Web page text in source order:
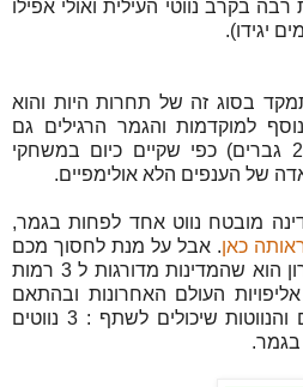
בקרב נווטי העילית ואולי אפילו
יגידו).
בסוג זה של תחרות היות והוא
למוקדמות והגמר הרגילים גם
שליחים מעורב (2 נשים ו 2 גברים) כפי שקיים כיום במשחקי
של הענפים הלא אולימפיים.
מובטח נווט אחד לפחות בגמר,
כאן. אבל על מנת לחסוך מכם
את החישוב והקריאה, העיקרון הוא שהמדינות מדורגות ל 3 רמות
העולם האחרונות ובהתאם
לדירוגן נקבע מספר הנווטים והנווטות שיכולים לשתף : 3 נווטים